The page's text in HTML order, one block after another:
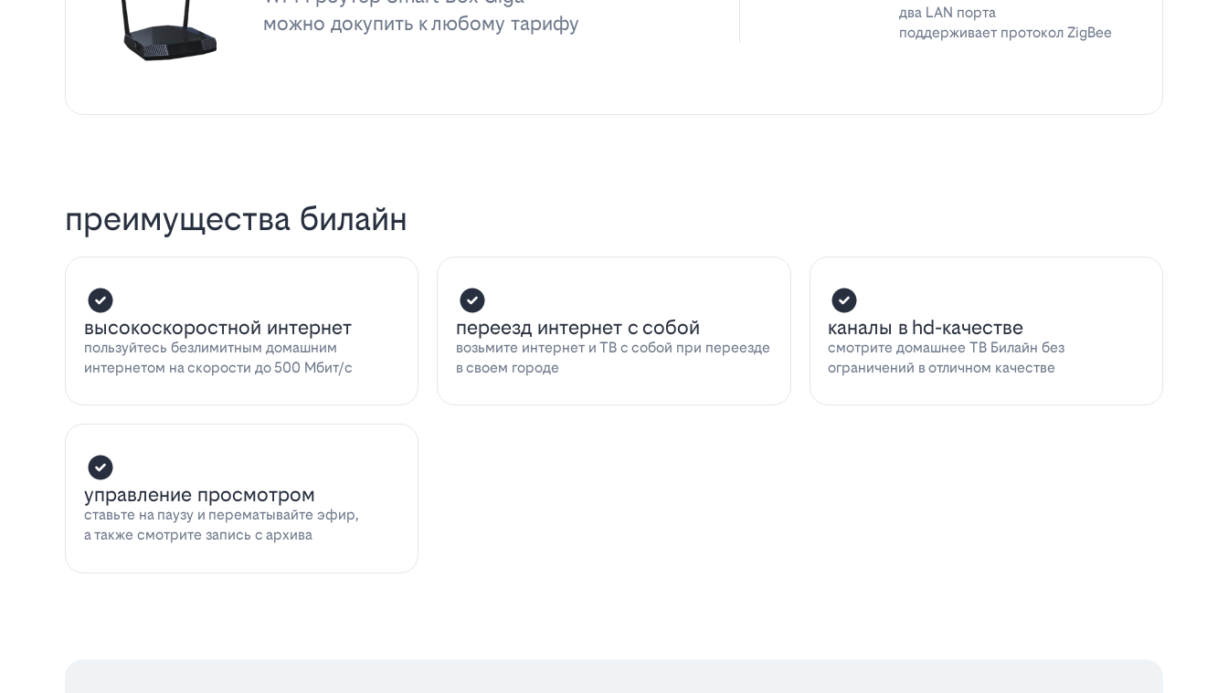
можно докупить к любому тарифу
два LAN порта
поддерживает протокол ZigBee
преимущества билайн
высокоскоростной интернет
пользуйтесь безлимитным домашним
интернетом на скорости до 500 Мбит/с
переезд интернет с собой
возьмите интернет и ТВ с собой при переезде
в своем городе
каналы в hd-качестве
смотрите домашнее ТВ Билайн без
ограничений в отличном качестве
управление просмотром
ставьте на паузу и перематывайте эфир,
а также смотрите запись с архива